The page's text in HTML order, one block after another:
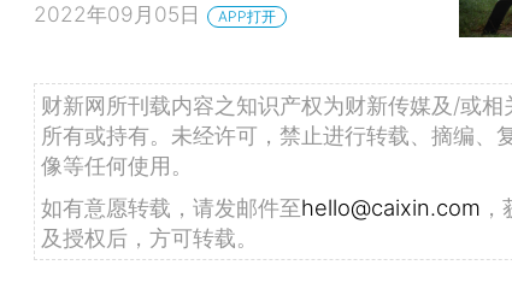
2022年09月05日 APP打开
财新网所刊载内容之知识产权为财新传媒及/或相
所有或持有。未经许可，禁止进行转载、摘编、
像等任何使用。
如有意愿转载，请发邮件至hello@caixin.com
及授权后，方可转载。